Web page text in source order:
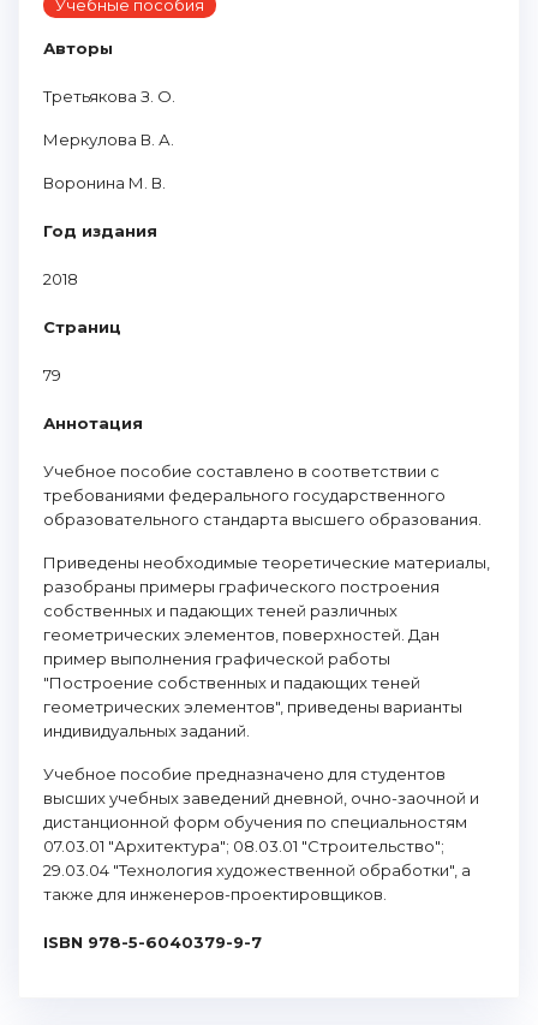
Учебные пособия
Авторы
Третьякова З. О.
Меркулова В. А.
Воронина М. В.
Год издания
2018
Страниц
79
Аннотация
Учебное пособие составлено в соответствии с
требованиями федерального государственного
образовательного стандарта высшего образования.
Приведены необходимые теоретические материалы,
разобраны примеры графического построения
собственных и падающих теней различных
геометрических элементов, поверхностей. Дан
пример выполнения графической работы
"Построение собственных и падающих теней
геометрических элементов", приведены варианты
индивидуальных заданий.
Учебное пособие предназначено для студентов
высших учебных заведений дневной, очно-заочной и
дистанционной форм обучения по специальностям
07.03.01 "Архитектура"; 08.03.01 "Строительство";
29.03.04 "Технология художественной обработки", а
также для инженеров-проектировщиков.
ISBN 978-5-6040379-9-7